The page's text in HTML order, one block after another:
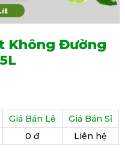
Không Đường
Giá Bán Lẻ
Giá Bán Sỉ
0 đ Liên hệ